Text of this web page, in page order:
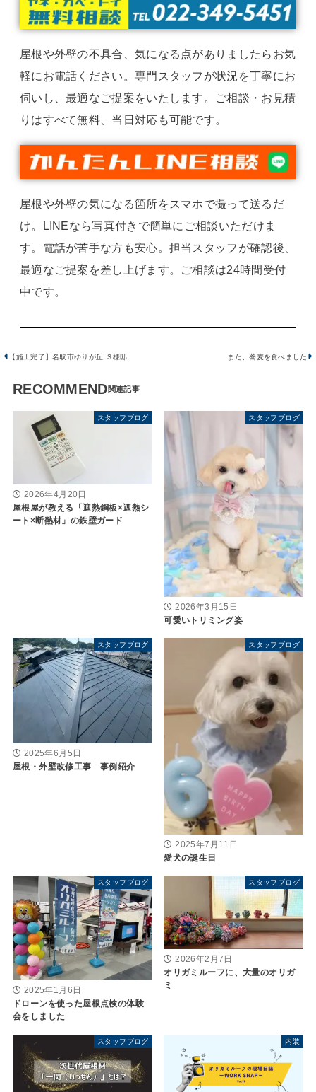
屋根や外壁の不具合、気になる点がありましたらお気
軽にお電話ください。専門スタッフが状況を丁寧にお
伺いし、最適なご提案をいたします。ご相談・お見積
りはすべて無料、当日対応も可能です。
屋根や外壁の気になる箇所をスマホで撮って送るだ
け。LINEなら写真付きで簡単にご相談いただけま
す。電話が苦手な方も安心。担当スタッフが確認後、
最適なご提案を差し上げます。ご相談は24時間受付
中です。
【施工完了】名取市ゆりが丘 Ｓ様邸 また、蕎麦を食べました
RECOMMEND
スタッフブログ
2026年4月20日
屋根屋が教える「遮熱鋼板×遮熱シ
ート×断熱材」の鉄壁ガード
スタッフブログ
2026年3月15日
可愛いトリミング姿
スタッフブログ
2025年6月5日
屋根・外壁改修工事 事例紹介
スタッフブログ
2025年7月11日
愛犬の誕生日
スタッフブログ
2025年1月6日
ドローンを使った屋根点検の体験
会をしました
スタッフブログ
2026年2月7日
オリガミルーフに、大量のオリガ
ミ
スタッフブログ 内装